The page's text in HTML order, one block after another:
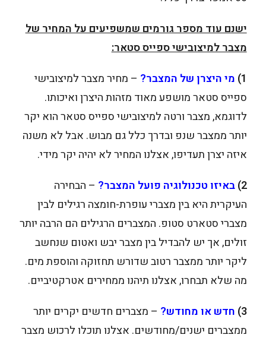
ישנם עוד מספר גורמים שמשפיעים על המחיר של
מצבר למיצובישי ספייס סטאר:
1) מי היצרן של המצבר? – מחיר מצבר למיצובישי
ספייס סטאר מושפע מאוד מזהות היצרן ואיכותו.
לדוגמא, מצבר ורטה למיצובישי ספייס סטאר הוא יקר
יותר ממצבר שנפ ובדרך כלל גם מבוש. אבל לא משנה
איזה יצרן תעדיפו, אצלנו המחיר לא יהיה יקר מידי.
2) באיזו טכנולוגיה פועל המצבר? – הבחירה
העיקרית היא בין מצברי עופרת-חומצה רגילים לבין
מצברי סטארט סטופ. המצברים הרגילים הם הרבה יותר
זולים, אך יש להבדיל בין מצבר יבש ואטום שנחשב
ליקר יותר ממצבר רטוב שדורש תחזוקה והוספת מים.
מה שלא תבחרו, אצלנו תיהנו ממחירים אטרקטיביים.
3) חדש או מחודש? – מצברים חדשים יקרים יותר
ממצברים ישנים/מחודשים. אצלנו תוכלו לרכוש מצבר